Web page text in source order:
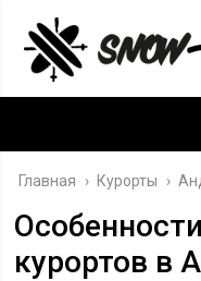
Главная › Курорты ›
курортов в